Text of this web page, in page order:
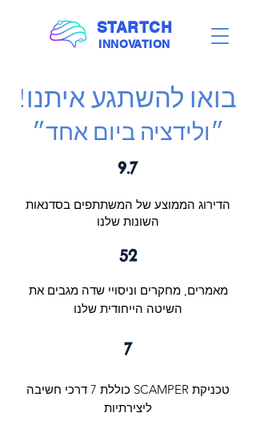
STARTCH
INNOVATION
בואו להשתגע איתנו!
״ולידציה ביום אחד״
9.7
הדירוג הממוצע של המשתתפים בסדנאות
השונות שלנו
52
מאמרים, מחקרים וניסויי שדה מגבים את
השיטה הייחודית שלנו
7
טכניקת SCAMPER כוללת 7 דרכי חשיבה
ליצירתיות